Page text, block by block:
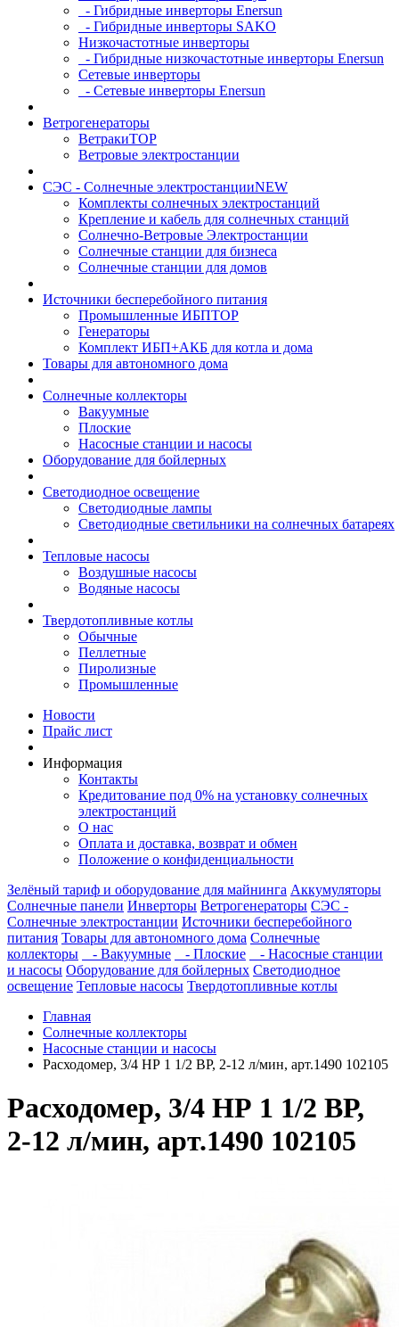
- Гибридные инверторы Enersun
- Гибридные инверторы SAKO
Низкочастотные инверторы
- Гибридные низкочастотные инверторы Enersun
Сетевые инверторы
- Сетевые инверторы Enersun
Ветрогенераторы
ВетракиTOP
Ветровые электростанции
СЭС - Солнечные электростанцииNEW
Комплекты солнечных электростанций
Крепление и кабель для солнечных станций
Солнечно-Ветровые Электростанции
Солнечные станции для бизнеса
Солнечные станции для домов
Источники бесперебойного питания
Промышленные ИБПTOP
Генераторы
Комплект ИБП+АКБ для котла и дома
Товары для автономного дома
Солнечные коллекторы
Вакуумные
Плоские
Насосные станции и насосы
Оборудование для бойлерных
Светодиодное освещение
Светодиодные лампы
Светодиодные светильники на солнечных батареях
Тепловые насосы
Воздушные насосы
Водяные насосы
Твердотопливные котлы
Обычные
Пеллетные
Пиролизные
Промышленные
Новости
Прайс лист
Информация
Контакты
Кредитование под 0% на установку солнечных
электростанций
О нас
Оплата и доставка, возврат и обмен
Положение о конфиденциальности
Зелёный тариф и оборудование для майнинга Аккумуляторы
Солнечные панели Инверторы Ветрогенераторы СЭС -
Солнечные электростанции Источники бесперебойного
питания Товары для автономного дома Солнечные
коллекторы
- Вакуумные - Плоские
- Насосные станции
и насосы Оборудование для бойлерных Светодиодное
освещение Тепловые насосы Твердотопливные котлы
Главная
Солнечные коллекторы
Насосные станции и насосы
Расходомер, 3/4 НР 1 1/2 ВР, 2-12 л/мин, арт.1490 102105
Расходомер, 3/4 НР 1 1/2 ВР,
2-12 л/мин, арт.1490 102105